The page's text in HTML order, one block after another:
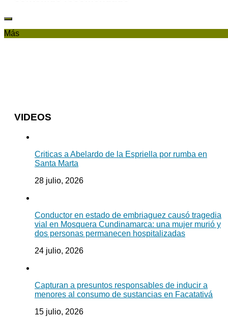
Más
VIDEOS
Criticas a Abelardo de la Espriella por rumba en
Santa Marta
28 julio, 2026
Conductor en estado de embriaguez causó tragedia
vial en Mosquera Cundinamarca: una mujer murió y
dos personas permanecen hospitalizadas
24 julio, 2026
Capturan a presuntos responsables de inducir a
menores al consumo de sustancias en Facatativá
15 julio, 2026